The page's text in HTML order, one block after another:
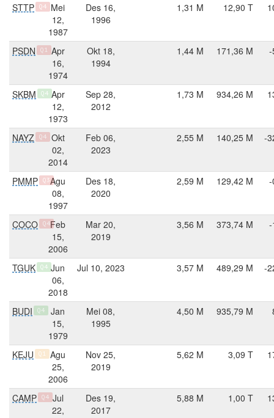
STTP Q4
Mei
12,
1987
Des 16,
1996
1,31 M 12,90 T
PSDN Q1
Apr
16,
1974
Okt 18,
1994
1,44 M 171,36 M -
SKBM Q4 Apr
12,
1973
Sep 28,
2012
1,73 M 934,26 M
NAYZ Q4
Okt
02,
2014
Feb 06,
2023
2,55 M 140,25 M -
PMMP Q3Agu
08,
1997
Des 18,
2020
2,59 M 129,42 M -
COCO Q4Feb
15,
2006
Mar 20,
2019
3,56 M 373,74 M -
TGUK Q4 Jun
06,
2018
Jul 10, 2023 3,57 M 489,29 M -
BUDI Q4
Jan
15,
1979
Mei 08,
1995
4,50 M 935,79 M
KEJU Q1
Agu
25,
2006
Nov 25,
2019
5,62 M 3,09 T
CAMP Q4 Jul
22,
Des 19,
2017
5,88 M 1,00 T